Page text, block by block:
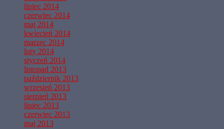
lipiec 2014
czerwiec 2014
maj 2014
kwiecień 2014
marzec 2014
luty 2014
styczeń 2014
listopad 2013
październik 2013
wrzesień 2013
sierpień 2013
lipiec 2013
czerwiec 2013
maj 2013